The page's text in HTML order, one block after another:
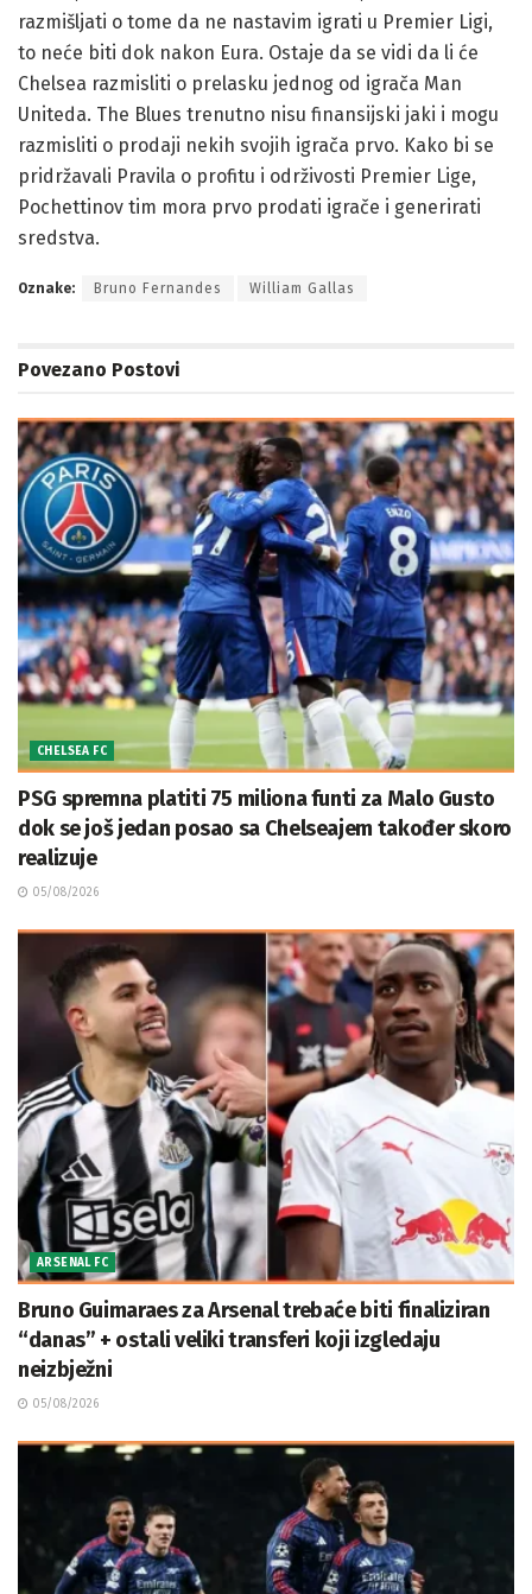
razmišljati o tome da ne nastavim igrati u Premier Ligi,
to neće biti dok nakon Eura. Ostaje da se vidi da li će
Chelsea razmisliti o prelasku jednog od igrača Man
Uniteda. The Blues trenutno nisu finansijski jaki i mogu
razmisliti o prodaji nekih svojih igrača prvo. Kako bi se
pridržavali Pravila o profitu i održivosti Premier Lige,
Pochettinov tim mora prvo prodati igrače i generirati
sredstva.
Oznake: Bruno Fernandes William Gallas
Povezano Postovi
CHELSEA FC
PSG spremna platiti 75 miliona funti za Malo Gusto
dok se još jedan posao sa Chelseajem također skoro
realizuje
05/08/2026
ARSENAL FC
Bruno Guimaraes za Arsenal trebaće biti finaliziran
“danas” + ostali veliki transferi koji izgledaju
neizbježni
05/08/2026